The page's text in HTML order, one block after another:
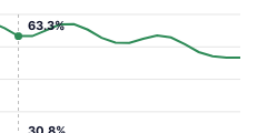
63.3%